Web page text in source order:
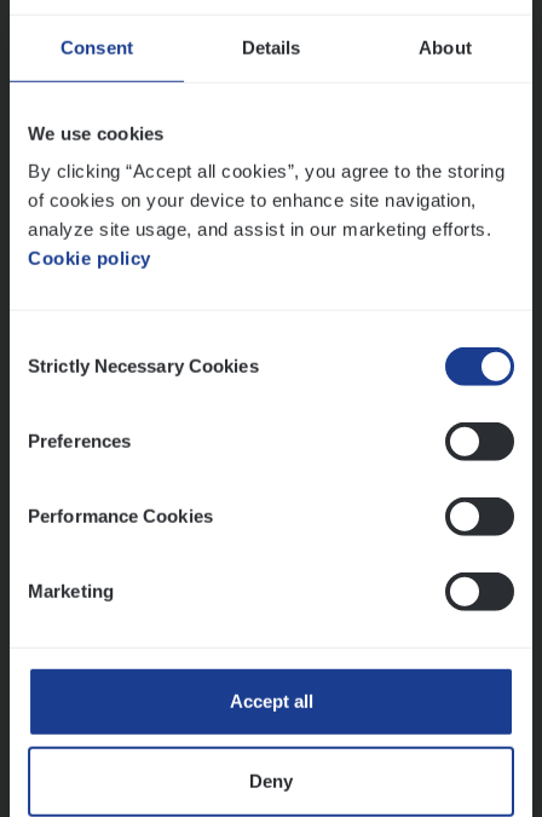
Consent Details About
We use cookies
By clicking “Accept all cookies”, you agree to the storing
of cookies on your device to enhance site navigation,
analyze site usage, and assist in our marketing efforts.
Cookie policy
Selection
Strictly Necessary Cookies
Preferences
Performance Cookies
Marketing
Accept all
Deny
Advisor/​Configuratie ana­lyst Part­ner in
Benefits
Insurance Operations
Beveren
versterken
Thalia zoekt graag oplossingen, in games én op het
Ons sollicitatieproces